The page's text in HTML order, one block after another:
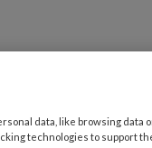
data, like browsing data
technologies to support